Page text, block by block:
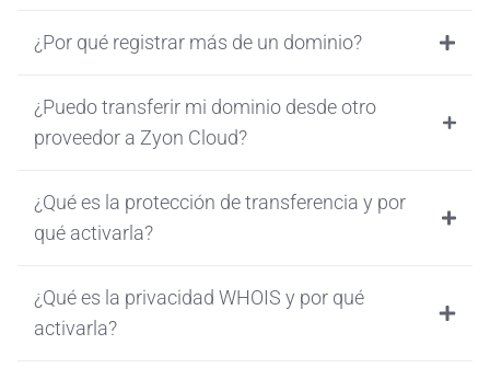
¿Por qué registrar más de un dominio?
¿Puedo transferir mi dominio desde otro
proveedor a Zyon Cloud?
¿Qué es la protección de transferencia y por
qué activarla?
¿Qué es la privacidad WHOIS y por qué
activarla?